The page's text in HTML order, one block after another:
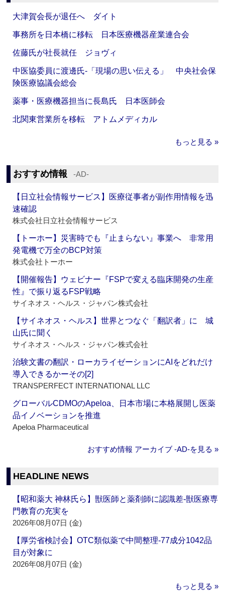
大津賀会長が退任へ ダイト
事務所を日本橋に移転 日本医療機器産業連合会
佐藤氏が社長就任 ジョヴィ
中医協委員に渡邊氏‐「現場の思い伝える」 中央社会保
険医療協議会総会
薬事・医療機器担当に長島氏 日本医師会
北関東営業所を移転 アトムメディカル
もっと見る »
おすすめ情報 ‐AD‐
【日立社会情報サービス】医療従事者が副作用情報を迅
速確認
株式会社日立社会情報サービス
【トーホー】災害時でも『止まらない』事業へ 非常用
発電機で万全のBCP対策
株式会社トーホー
【開催報告】ウェビナー『FSPで変える臨床開発の生産
性』で振り返るFSP戦略
サイネオス・ヘルス・ジャパン株式会社
【サイネオス・ヘルス】世界とつなぐ「翻訳者」に 城
山氏に聞く
サイネオス・ヘルス・ジャパン株式会社
治験文書の翻訳・ローカライゼーションにAIをどれだけ
導入できるかーその[2]
TRANSPERFECT INTERNATIONAL LLC
グローバルCDMOのApeloa、日本市場に本格展開し医薬
品イノベーションを推進
Apeloa Pharmaceutical
おすすめ情報 アーカイブ ‐AD‐を見る »
HEADLINE NEWS
【昭和薬大 神林氏ら】獣医師と薬剤師に認識差‐獣医療専
門教育の充実を
2026年08月07日 (金)
【厚労省検討会】OTC類似薬で中間整理‐77成分1042品
目が対象に
2026年08月07日 (金)
もっと見る »